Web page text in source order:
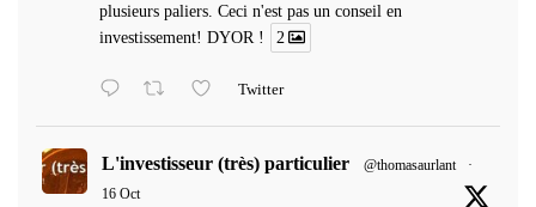
plusieurs paliers. Ceci n'est pas un conseil en
investissement! DYOR !
2
Twitter
L'investisseur (très) particulier @thomasaurlant
·
16 Oct